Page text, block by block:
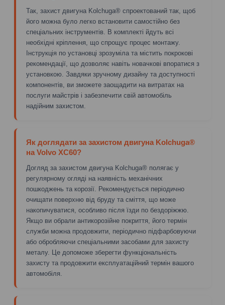
Так, захист двигуна Kolchuga® спроектований так, щоб
його можна було легко встановити самостійно без
спеціальних інструментів. В комплекті йдуть всі
необхідні кріплення, що спрощує процес монтажу.
Інструкція по установці зрозуміла та містить покрокові
рекомендації, що дозволяє навіть новачкові впоратися з
установкою. Завдяки зручному дизайну та доступності
компонентів, ви зможете заощадити на витратах на
послуги майстрів і забезпечити свій автомобіль
надійним захистом.
Як доглядати за захистом двигуна Kolchuga®
на Volvo XC60?
Догляд за захистом двигуна Kolchuga® полягає у
регулярному огляді на наявність механічних
пошкоджень та корозії. Рекомендується періодично
очищати поверхню від бруду та сміття, що може
накопичуватися, особливо після їзди по бездоріжжю.
Якщо ви обрали антикорозійне покриття, його термін
служби можна продовжити, періодично підфарбовуючи
або обробляючи спеціальними засобами для захисту
металу. Це допоможе зберегти функціональність
захисту та продовжити експлуатаційний термін вашого
автомобіля.